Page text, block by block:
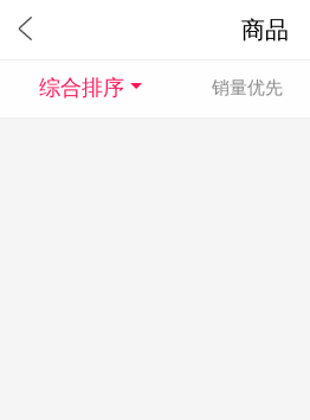
商品
综合排序 销量优先